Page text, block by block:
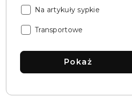
Rodzaj
Na artykuły sypkie
Rodzaj
Transportowe
Pokaż